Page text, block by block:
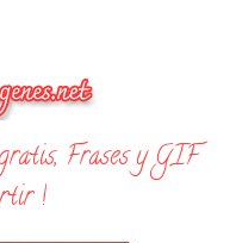
Frases y GIF
!